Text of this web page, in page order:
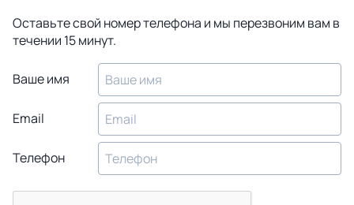
Оставьте свой номер телефона и мы перезвоним вам в
течении 15 минут.
Ваше имя
Email
Телефон